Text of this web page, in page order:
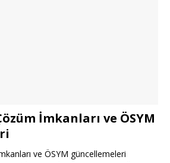
İmkanları ve ÖSYM
ve ÖSYM güncellemeleri